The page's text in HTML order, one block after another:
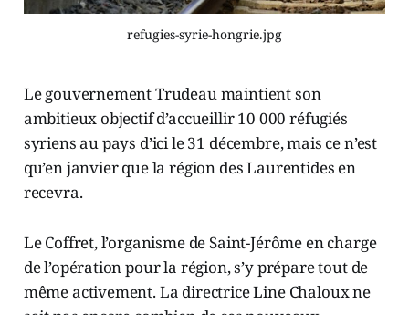
refugies-syrie-hongrie.jpg
Le gouvernement Trudeau maintient son
ambitieux objectif d’accueillir 10 000 réfugiés
syriens au pays d’ici le 31 décembre, mais ce n’est
qu’en janvier que la région des Laurentides en
recevra.
Le Coffret, l’organisme de Saint-Jérôme en charge
de l’opération pour la région, s’y prépare tout de
même activement. La directrice Line Chaloux ne